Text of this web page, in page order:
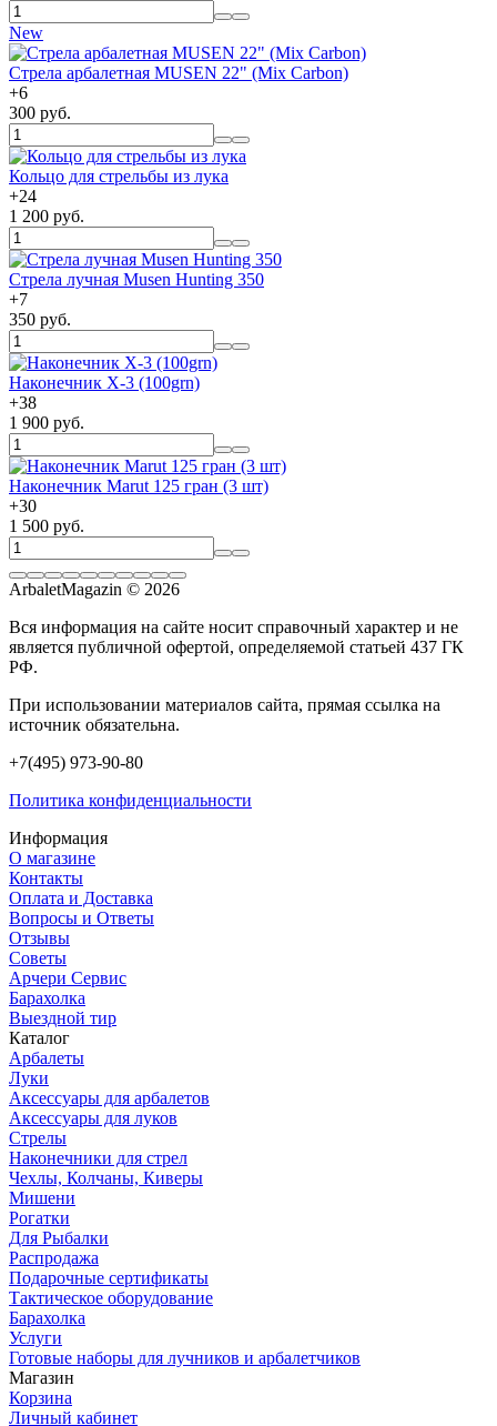
New
Стрела арбалетная MUSEN 22" (Mix Carbon)
+6
300 руб.
Кольцо для стрельбы из лука
+24
1 200 руб.
Стрела лучная Musen Hunting 350
+7
350 руб.
Наконечник X-3 (100grn)
+38
1 900 руб.
Наконечник Marut 125 гран (3 шт)
+30
1 500 руб.
ArbaletMagazin © 2026
Вся информация на сайте носит справочный характер и не
является публичной офертой, определяемой статьей 437 ГК
РФ.
При использовании материалов сайта, прямая ссылка на
источник обязательна.
+7(495) 973-90-80
Политика конфиденциальности
Информация
О магазине
Контакты
Оплата и Доставка
Вопросы и Ответы
Отзывы
Советы
Арчери Сервис
Барахолка
Выездной тир
Каталог
Арбалеты
Луки
Аксессуары для арбалетов
Аксессуары для луков
Стрелы
Наконечники для стрел
Чехлы, Колчаны, Киверы
Мишени
Рогатки
Для Рыбалки
Распродажа
Подарочные сертификаты
Тактическое оборудование
Барахолка
Услуги
Готовые наборы для лучников и арбалетчиков
Магазин
Корзина
Личный кабинет